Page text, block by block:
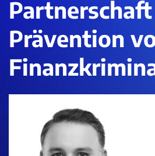
Prävention